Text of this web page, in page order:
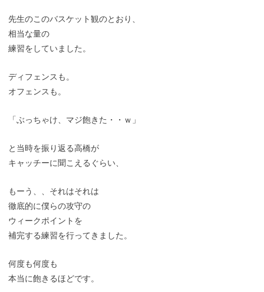
先生のこのバスケット観のとおり、
相当な量の
練習をしていました。
ディフェンスも。
オフェンスも。
「ぶっちゃけ、マジ飽きた・・ｗ」
と当時を振り返る高橋が
キャッチーに聞こえるぐらい、
もーう、、それはそれは
徹底的に僕らの攻守の
ウィークポイントを
補完する練習を行ってきました。
何度も何度も
本当に飽きるほどです。